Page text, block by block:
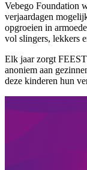
Vebego Foundation
verjaardagen
opgroeien in
vol slingers, lekkers
Elk jaar zorgt
anoniem aan
deze kinderen hun